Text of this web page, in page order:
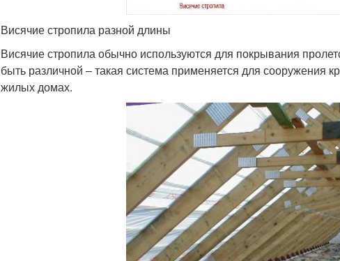
Висячие стропила разной длины
Висячие стропила обычно используются для покрывания
быть различной – такая система применяется для сооружения
жилых домах.